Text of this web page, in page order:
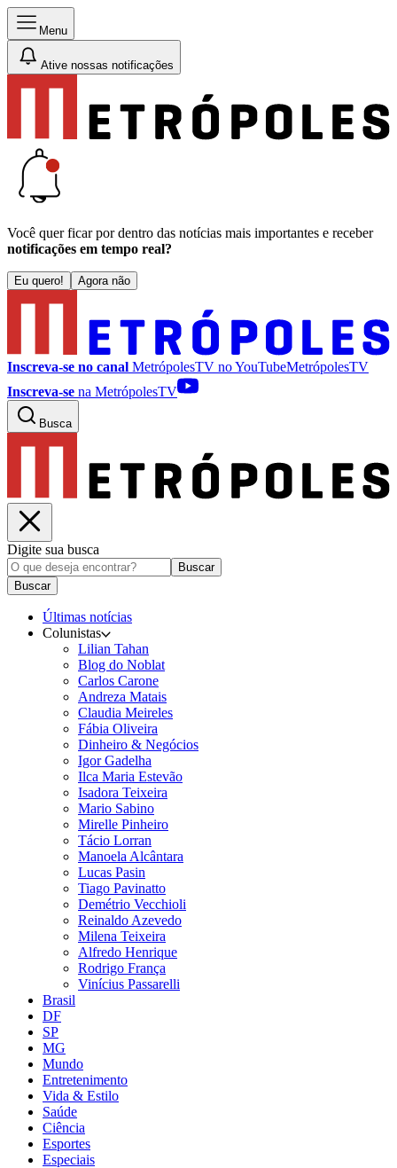
Menu
Ative nossas notificações
Você quer ficar por dentro das notícias mais importantes e receber
notificações em tempo real?
Eu quero! Agora não
Inscreva-se no canal MetrópolesTV noYouTubeMetrópolesTV
Inscreva-se na MetrópolesTV
Busca
Digite sua busca
Buscar
Buscar
Últimas notícias
Colunistas
Lilian Tahan
Blog do Noblat
Carlos Carone
Andreza Matais
Claudia Meireles
Fábia Oliveira
Dinheiro & Negócios
Igor Gadelha
Ilca Maria Estevão
Isadora Teixeira
Mario Sabino
Mirelle Pinheiro
Tácio Lorran
Manoela Alcântara
Lucas Pasin
Tiago Pavinatto
Demétrio Vecchioli
Reinaldo Azevedo
Milena Teixeira
Alfredo Henrique
Rodrigo França
Vinícius Passarelli
Brasil
DF
SP
MG
Mundo
Entretenimento
Vida & Estilo
Saúde
Ciência
Esportes
Especiais